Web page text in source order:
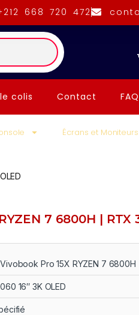
668 720 472
colis Contact FAQ
Écrans et Moniteurs
7 6800H | RTX
Pro 15X RYZEN 7 6800H
16″ 3K OLED